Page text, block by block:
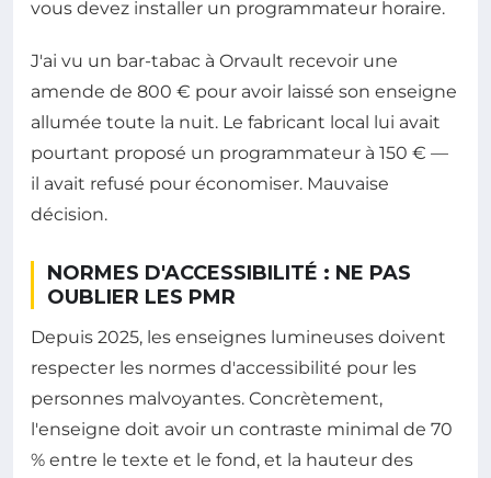
vous devez installer un programmateur horaire.
J'ai vu un bar-tabac à Orvault recevoir une
amende de 800 € pour avoir laissé son enseigne
allumée toute la nuit. Le fabricant local lui avait
pourtant proposé un programmateur à 150 € —
il avait refusé pour économiser. Mauvaise
décision.
NORMES D'ACCESSIBILITÉ : NE PAS
OUBLIER LES PMR
Depuis 2025, les enseignes lumineuses doivent
respecter les normes d'accessibilité pour les
personnes malvoyantes. Concrètement,
l'enseigne doit avoir un contraste minimal de 70
% entre le texte et le fond, et la hauteur des